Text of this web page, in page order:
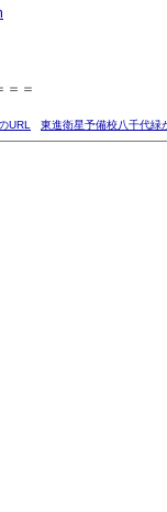
＝＝
URL 東進衛星予備校八千代緑